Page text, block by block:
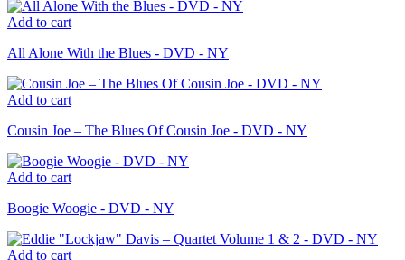
Add to cart
All Alone With the Blues - DVD - NY
Add to cart
Cousin Joe – The Blues Of Cousin Joe - DVD - NY
Add to cart
Boogie Woogie - DVD - NY
Add to cart